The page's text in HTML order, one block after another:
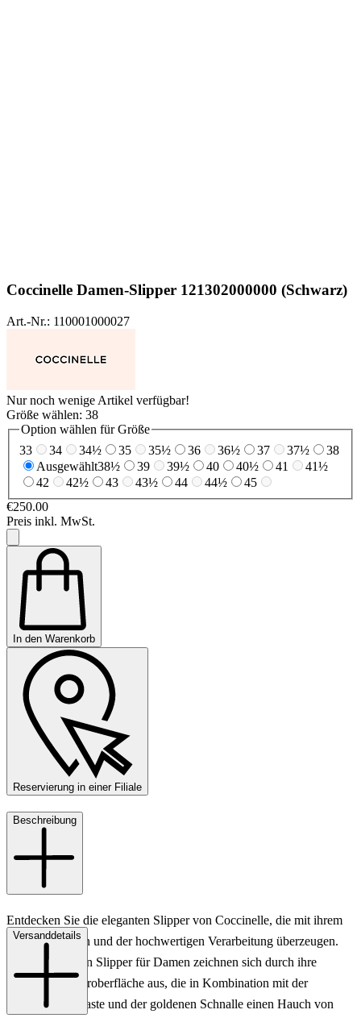
Coccinelle Damen-Slipper 121302000000 (Schwarz)
Art.-Nr.: 110001000027
Nur noch wenige Artikel verfügbar!
Größe wählen: 38
Option wählen für Größe
33
34 34½ 35 35½ 36 36½ 37 37½
38
Ausgewählt38½ 39 39½ 40 40½ 41
41½
42
42½ 43 43½ 44 44½
45
€250.00
Preis inkl. MwSt.
In den Warenkorb
Reservierung in einer Filiale
Beschreibung
Entdecken Sie die eleganten Slipper von Coccinelle, die mit ihrem
zeitlosen Design und der hochwertigen Verarbeitung überzeugen.
Diese schwarzen Slipper für Damen zeichnen sich durch ihre
glänzende Lederoberfläche aus, die in Kombination mit der
dekorativen Quaste und der goldenen Schnalle einen Hauch von
Versanddetails